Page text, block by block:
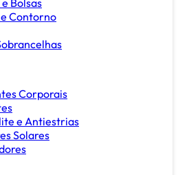
Contorno
Corporais
e Antiestrias
Solares